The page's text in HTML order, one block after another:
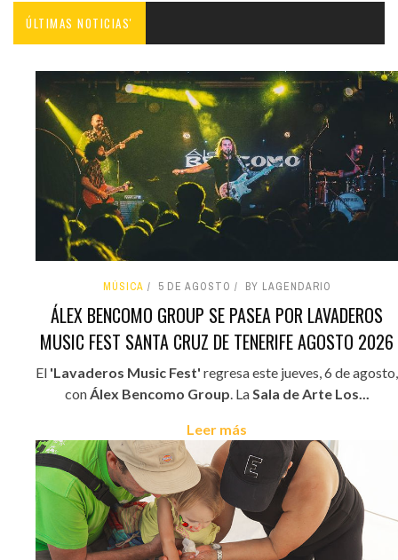
ÚLTIMAS NOTICIAS'
MÚSICA 5 DE AGOSTO BY LAGENDARIO
ÁLEX BENCOMO GROUP SE PASEA POR LAVADEROS
MUSIC FEST SANTA CRUZ DE TENERIFE AGOSTO 2026
El 'Lavaderos Music Fest' regresa este jueves, 6 de agosto,
conÁlex Bencomo Group. LaSala de Arte Los...
Leer más